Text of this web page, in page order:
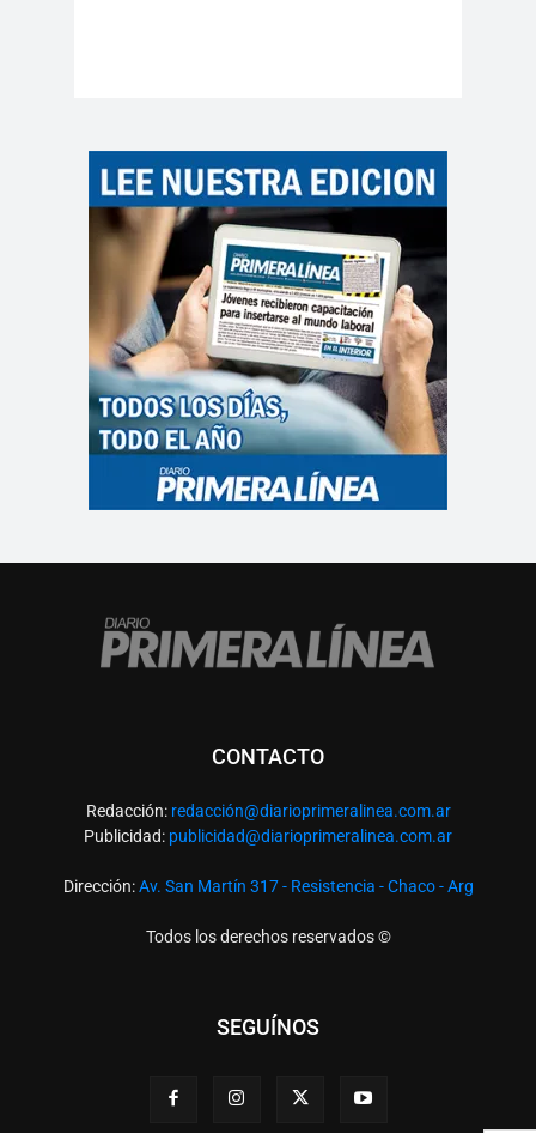
CONTACTO
Redacción: redacción@diarioprimeralinea.com.ar
Publicidad: publicidad@diarioprimeralinea.com.ar
Dirección:Av. San Martín 317 - Resistencia - Chaco - Arg
Todos los derechos reservados ©
SEGUÍNOS